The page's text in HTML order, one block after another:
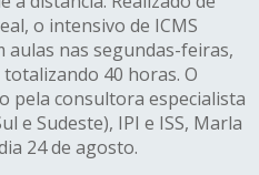
o intensivo de ICMS
aulas nas segundas-feiras,
40 horas. O
pela consultora especialista
e Sudeste), IPI e ISS, Marla
24 de agosto.